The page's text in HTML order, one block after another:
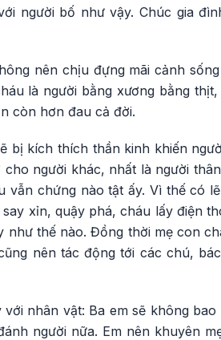
người bố như vậy. Chúc gia
nên chịu đựng mãi cảnh
là người bằng xương bằng
còn hơn đau cả đời.
bị kích thích thần kinh khiến
người khác, nhất là người
vẫn chứng nào tật ấy. Vì thế có
xỉn, quậy phá, cháu lấy điện
thế nào. Đồng thời mẹ con
nên tác động tới các chú,
nhân vật: Ba em sẽ không
người nữa. Em nên khuyên